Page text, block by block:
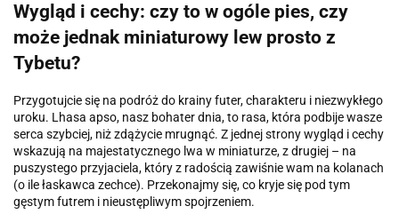
Wygląd i cechy: czy to w ogóle pies, czy
może jednak miniaturowy lew prosto z
Tybetu?
Przygotujcie się na podróż do krainy futer, charakteru i niezwykłego
uroku. Lhasa apso, nasz bohater dnia, to rasa, która podbije wasze
serca szybciej, niż zdążycie mrugnąć. Z jednej strony wygląd i cechy
wskazują na majestatycznego lwa w miniaturze, z drugiej – na
puszystego przyjaciela, który z radością zawiśnie wam na kolanach
(o ile łaskawca zechce). Przekonajmy się, co kryje się pod tym
gęstym futrem i nieustępliwym spojrzeniem.